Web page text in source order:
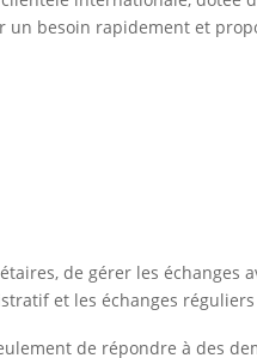
besoin rapidement et
de gérer les échanges
et les échanges
de répondre à des